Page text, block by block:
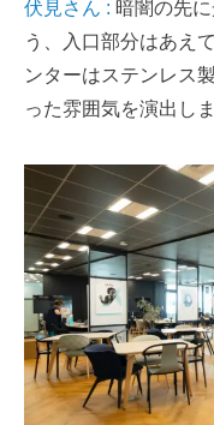
伏見さん : 暗闇の先
う、入口部分はあえ
ンターはステンレス
った雰囲気を演出しま